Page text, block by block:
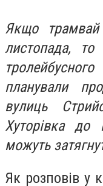
Якщо
листопада,
планували
вулиць
Хуторівка до
можуть
Як розповів у